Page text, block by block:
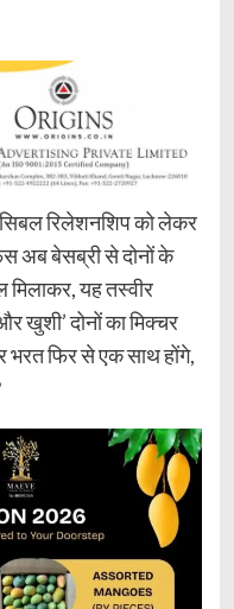
रिलेशनशिप को लेकर
अब बेसब्री से दोनों के
यह तस्वीर
खुशी’ दोनों का मिक्चर
भरत फिर से एक साथ होंगे,